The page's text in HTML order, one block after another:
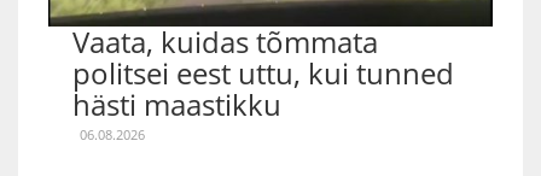
Vaata, kuidas tõmmata
politsei eest uttu, kui tunned
hästi maastikku
06.08.2026